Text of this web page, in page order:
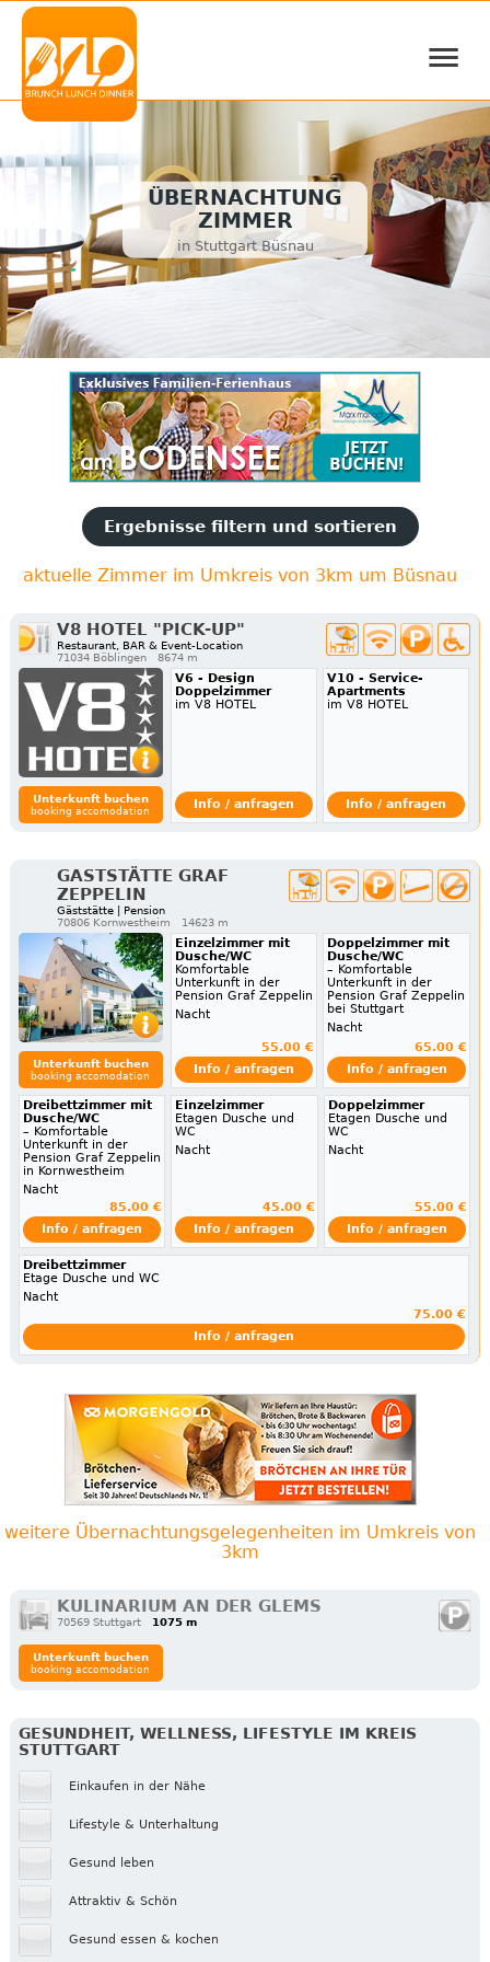
≡
ÜBERNACHTUNG
ZIMMER
in Stuttgart Büsnau
Ergebnisse filtern und sortieren
aktuelle Zimmer im Umkreis von 3km um Büsnau
V8 HOTEL "PICK-UP"
Restaurant, BAR & Event-Location
71034 Böblingen
8674 m
Unterkunft buchen
booking accomodation
V6 - Design
Doppelzimmer
im V8 HOTEL
Info / anfragen
V10 - Service-
Apartments
im V8 HOTEL
Info / anfragen
GASTSTÄTTE GRAF
ZEPPELIN
Gäststätte | Pension
70806 Kornwestheim
14623 m
Unterkunft buchen
booking accomodation
Einzelzimmer mit
Dusche/WC
Komfortable
Unterkunft in der
Pension Graf Zeppelin
Nacht
55.00 €
Info / anfragen
Doppelzimmer mit
Dusche/WC
– Komfortable
Unterkunft in der
Pension Graf Zeppelin
bei Stuttgart
Nacht
65.00 €
Info / anfragen
Dreibettzimmer mit
Dusche/WC
– Komfortable
Unterkunft in der
Pension Graf Zeppelin
in Kornwestheim
Nacht
85.00 €
Info / anfragen
Einzelzimmer
Etagen Dusche und
WC
Nacht
45.00 €
Info / anfragen
Doppelzimmer
Etagen Dusche und
WC
Nacht
55.00 €
Info / anfragen
Dreibettzimmer
Etage Dusche und WC
Nacht
75.00 €
Info / anfragen
weitere Übernachtungsgelegenheiten im Umkreis von
3km
KULINARIUM AN DER GLEMS
70569 Stuttgart 1075 m
Unterkunft buchen
booking accomodation
GESUNDHEIT, WELLNESS, LIFESTYLE IM KREIS
STUTTGART
Einkaufen in der Nähe
Lifestyle & Unterhaltung
Gesund leben
Attraktiv & Schön
Gesund essen & kochen